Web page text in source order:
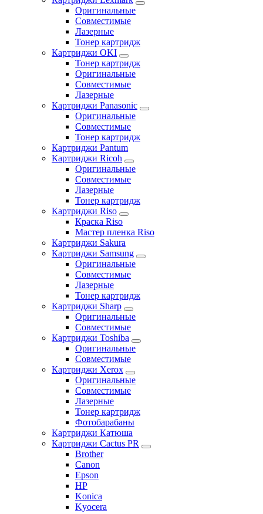
Оригинальные
Совместимые
Лазерные
Тонер картридж
Картриджи OKI
Тонер картридж
Оригинальные
Совместимые
Лазерные
Картриджи Panasonic
Оригинальные
Совместимые
Тонер картридж
Картриджи Pantum
Картриджи Ricoh
Оригинальные
Совместимые
Лазерные
Тонер картридж
Картриджи Riso
Краска Riso
Мастер пленка Riso
Картриджи Sakura
Картриджи Samsung
Оригинальные
Совместимые
Лазерные
Тонер картридж
Картриджи Sharp
Оригинальные
Совместимые
Картриджи Toshiba
Оригинальные
Совместимые
Картриджи Xerox
Оригинальные
Совместимые
Лазерные
Тонер картридж
Фотобарабаны
Картриджи Катюша
Картриджи Cactus PR
Brother
Canon
Epson
HP
Konica
Kyocera